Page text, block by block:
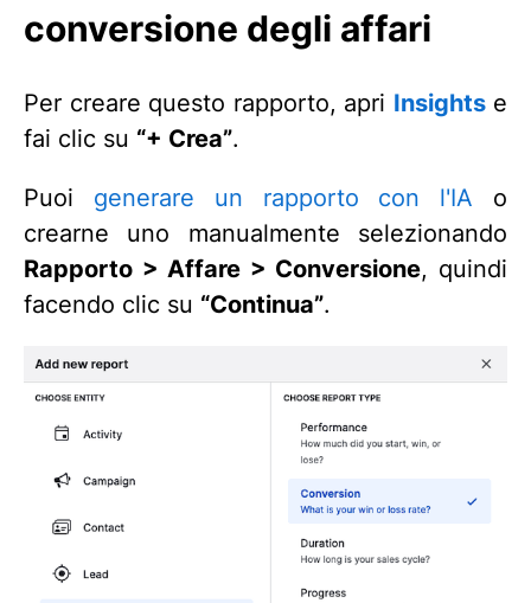
conversione degli affari
Per creare questo rapporto, apri Insightse
fai clic su “+ Crea”.
Puoi generare un rapporto con l'IA o
crearne uno manualmente selezionando
Rapporto > Affare > Conversione, quindi
facendo clic su “Continua”.